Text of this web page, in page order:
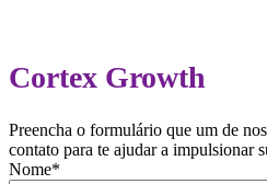
Cortex Growth
Preencha o formulário que um de
contato para te ajudar a impulsionar
Nome*